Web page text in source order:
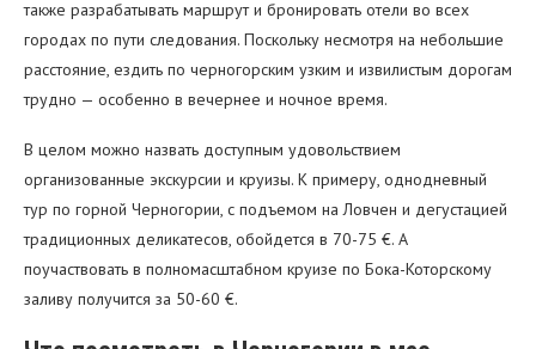
также разрабатывать маршрут и бронировать отели во всех
городах по пути следования. Поскольку несмотря на небольшие
расстояние, ездить по черногорским узким и извилистым дорогам
трудно — особенно в вечернее и ночное время.
В целом можно назвать доступным удовольствием
организованные экскурсии и круизы. К примеру, однодневный
тур по горной Черногории, с подъемом на Ловчен и дегустацией
традиционных деликатесов, обойдется в 70-75 €. А
поучаствовать в полномасштабном круизе по Бока-Которскому
заливу получится за 50-60 €.